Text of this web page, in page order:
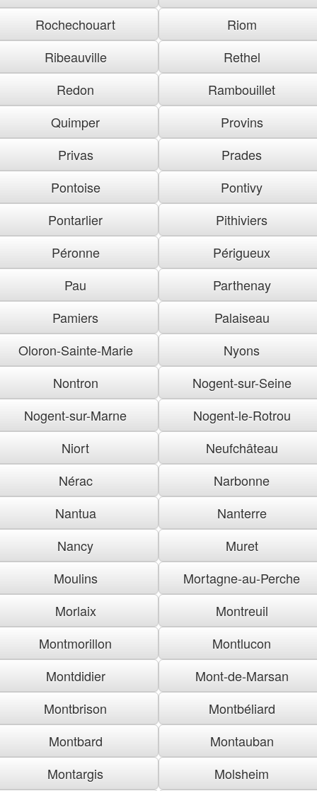
Rochechouart
Riom
Ribeauville
Rethel
Redon
Rambouillet
Quimper
Provins
Privas
Prades
Pontoise
Pontivy
Pontarlier
Pithiviers
Péronne
Périgueux
Pau
Parthenay
Pamiers
Palaiseau
Oloron-Sainte-Marie
Nyons
Nontron
Nogent-sur-Seine
Nogent-sur-Marne
Nogent-le-Rotrou
Niort
Neufchâteau
Nérac
Narbonne
Nantua
Nanterre
Nancy
Muret
Moulins
Mortagne-au-Perche
Morlaix
Montreuil
Montmorillon
Montlucon
Montdidier
Mont-de-Marsan
Montbrison
Montbéliard
Montbard
Montauban
Montargis
Molsheim